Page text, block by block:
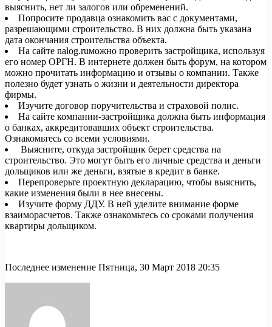
выяснить, нет ли залогов или обременений.
Попросите продавца ознакомить вас с документами,
разрешающими строительство. В них должна быть указана
дата окончания строительства объекта.
На сайте nalog.ruможно проверить застройщика, используя
его номер ОРГН. В интернете должен быть форум, на котором
можно прочитать информацию и отзывы о компании. Также
полезно будет узнать о жизни и деятельности директора
фирмы.
Изучите договор поручительства и страховой полис.
На сайте компании-застройщика должна быть информация
о банках, аккредитовавших объект строительства.
Ознакомьтесь со всеми условиями.
Выясните, откуда застройщик берет средства на
строительство. Это могут быть его личные средства и деньги
дольщиков или же деньги, взятые в кредит в банке.
Перепроверьте проектную декларацию, чтобы выяснить,
какие изменения были в нее внесены.
Изучите форму ДДУ. В ней уделите внимание форме
взаиморасчетов. Также ознакомьтесь со сроками получения
квартиры дольщиком.
Последнее изменение Пятница, 30 Март 2018 20:35